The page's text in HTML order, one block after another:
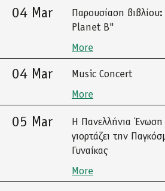
04 Mar
Παρουσίαση
Planet B"
More
04 Mar
Music Concert
More
05 Mar
Η Πανελλήνια Ένωση
γιορτάζει την
Γυναίκας
More